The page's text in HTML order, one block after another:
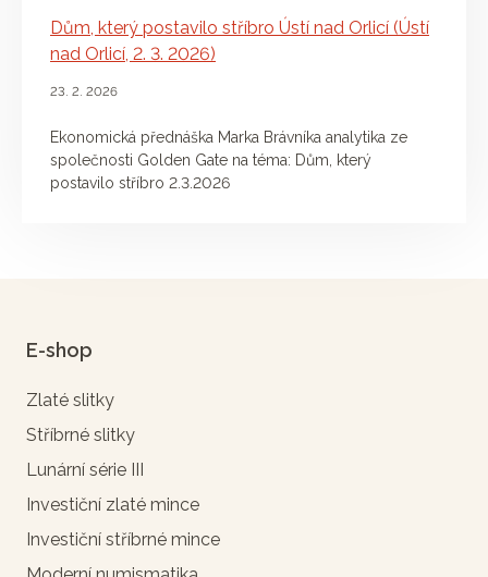
Dům, který postavilo stříbro Ústí nad Orlicí (Ústí
nad Orlicí, 2. 3. 2026)
23. 2. 2026
Ekonomická přednáška Marka Brávníka analytika ze
společnosti Golden Gate na téma: Dům, který
postavilo stříbro 2.3.2026
E-shop
Zlaté slitky
Stříbrné slitky
Lunární série III
Investiční zlaté mince
Investiční stříbrné mince